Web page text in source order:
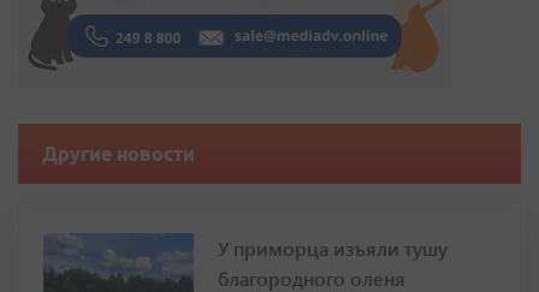
Другие новости
У приморца изъяли тушу
благородного оленя